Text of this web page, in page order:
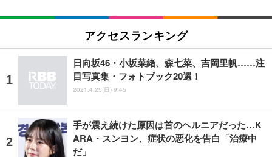
アクセスランキング
日向坂46・小坂菜緒、森七菜、吉岡里帆……注
目写真集・フォトブック20選！
2021.4.25(日) 9:45
手が震え続けた原因は首のヘルニアだった…K
ARA・スンヨン、症状の悪化を告白「治療中
だ」